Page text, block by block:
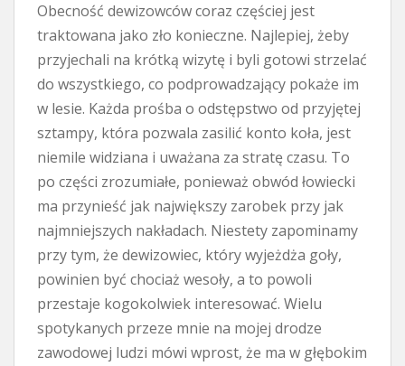
Obecność dewizowców coraz częściej jest
traktowana jako zło konieczne. Najlepiej, żeby
przyjechali na krótką wizytę i byli gotowi strzelać
do wszystkiego, co podprowadzający pokaże im
w lesie. Każda prośba o odstępstwo od przyjętej
sztampy, która pozwala zasilić konto koła, jest
niemile widziana i uważana za stratę czasu. To
po części zrozumiałe, ponieważ obwód łowiecki
ma przynieść jak największy zarobek przy jak
najmniejszych nakładach. Niestety zapominamy
przy tym, że dewizowiec, który wyjeżdża goły,
powinien być chociaż wesoły, a to powoli
przestaje kogokolwiek interesować. Wielu
spotykanych przeze mnie na mojej drodze
zawodowej ludzi mówi wprost, że ma w głębokim